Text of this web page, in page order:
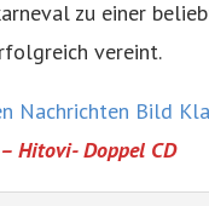
zu einer
vereint.
Hitovi- Doppel CD